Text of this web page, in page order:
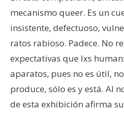
mecanismo queer. Es un
insistente, defectuoso,
ratos rabioso. Padece. No
expectativas que lxs
aparatos, pues no es útil,
produce, sólo es y está. Al
de esta exhibición afirma